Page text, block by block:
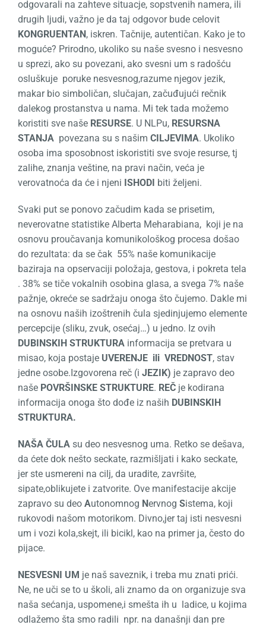
odgovarali na zahteve situacje, sopstvenih namera, ili
drugih ljudi, važno je da taj odgovor bude celovit
KONGRUENTAN, iskren. Tačnije, autentičan. Kako je to
moguće? Prirodno, ukoliko su naše svesno i nesvesno
u sprezi, ako su povezani, ako svesni um s radošću
osluškuje poruke nesvesnog,razume njegov jezik,
makar bio simboličan, slučajan, začuđujući rečnik
dalekog prostanstva u nama. Mi tek tada možemo
koristiti sve naše RESURSE. U NLPu, RESURSNA
STANJA povezana su s našim CILJEVIMA. Ukoliko
osoba ima sposobnost iskoristiti sve svoje resurse, tj
zalihe, znanja veštine, na pravi način, veća je
verovatnoća da će i njeni ISHODI biti željeni.
Svaki put se ponovo začudim kada se prisetim,
neverovatne statistike Alberta Meharabiana, koji je na
osnovu proučavanja komunikološkog procesa došao
do rezultata: da se čak 55% naše komunikacije
baziraja na opservaciji položaja, gestova, i pokreta tela
. 38% se tiče vokalnih osobina glasa, a svega 7% naše
pažnje, okreće se sadržaju onoga što čujemo. Dakle mi
na osnovu naših izoštrenih čula sjedinjujemo elemente
percepcije (sliku, zvuk, osećaj…) u jedno. Iz ovih
DUBINSKIH STRUKTURA informacija se pretvara u
misao, koja postaje UVERENJE ili VREDNOST, stav
jedne osobe.Izgovorena reč (i JEZIK) je zapravo deo
naše POVRŠINSKE STRUKTURE. REČ je kodirana
informacija onoga što dođe iz naših DUBINSKIH
STRUKTURA.
NAŠA ČULA su deo nesvesnog uma. Retko se dešava,
da ćete dok nešto seckate, razmišljati i kako seckate,
jer ste usmereni na cilj, da uradite, završite,
sipate,oblikujete i zatvorite. Ove manifestacije akcije
zapravo su deo Autonomnog Nervnog Sistema, koji
rukovodi našom motorikom. Divno,jer taj isti nesvesni
um i vozi kola,skejt, ili bicikl, kao na primer ja, često do
pijace.
NESVESNI UM je naš saveznik, i treba mu znati prići.
Ne, ne uči se to u školi, ali znamo da on organizuje sva
naša sećanja, uspomene,i smešta ih u ladice, u kojima
odlažemo šta smo radili npr. na današnji dan pre